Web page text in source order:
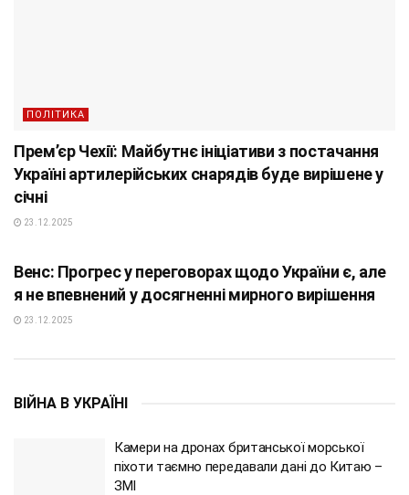
ПОЛІТИКА
Прем’єр Чехії: Майбутнє ініціативи з постачання
Україні артилерійських снарядів буде вирішене у
січні
23.12.2025
Венс: Прогрес у переговорах щодо України є, але
я не впевнений у досягненні мирного вирішення
23.12.2025
ВІЙНА В УКРАЇНІ
Камери на дронах британської морської
піхоти таємно передавали дані до Китаю –
ЗМІ